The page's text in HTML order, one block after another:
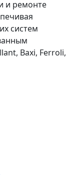
и ремонте
систем
Baxi, Ferroli,